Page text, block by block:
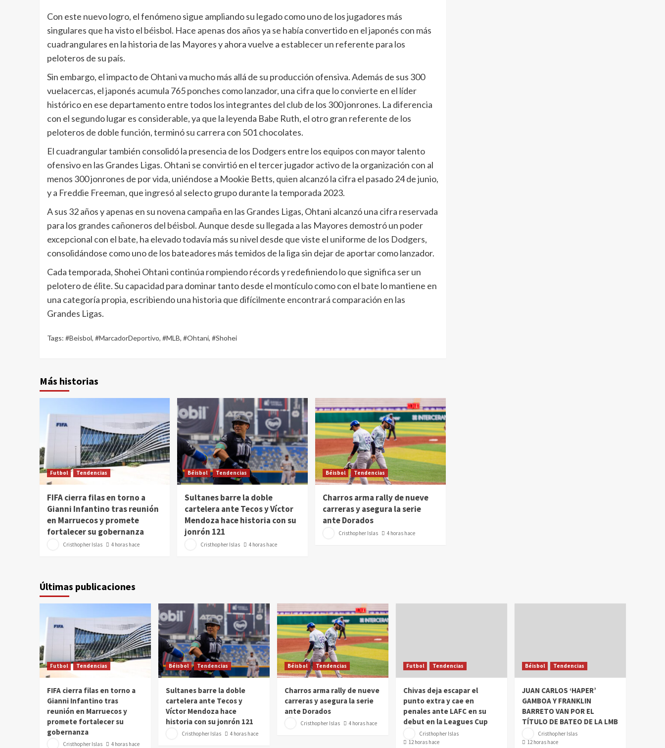
Con este nuevo logro, el fenómeno sigue ampliando su legado como uno de los jugadores más
singulares que ha visto el béisbol. Hace apenas dos años ya se había convertido en el japonés con más
cuadrangulares en la historia de las Mayores y ahora vuelve a establecer un referente para los
peloteros de su país.
Sin embargo, el impacto de Ohtani va mucho más allá de su producción ofensiva. Además de sus 300
vuelacercas, el japonés acumula 765 ponches como lanzador, una cifra que lo convierte en el líder
histórico en ese departamento entre todos los integrantes del club de los 300 jonrones. La diferencia
con el segundo lugar es considerable, ya que la leyenda Babe Ruth, el otro gran referente de los
peloteros de doble función, terminó su carrera con 501 chocolates.
El cuadrangular también consolidó la presencia de los Dodgers entre los equipos con mayor talento
ofensivo en las Grandes Ligas. Ohtani se convirtió en el tercer jugador activo de la organización con al
menos 300 jonrones de por vida, uniéndose a Mookie Betts, quien alcanzó la cifra el pasado 24 de junio,
y a Freddie Freeman, que ingresó al selecto grupo durante la temporada 2023.
A sus 32 años y apenas en su novena campaña en las Grandes Ligas, Ohtani alcanzó una cifra reservada
para los grandes cañoneros del béisbol. Aunque desde su llegada a las Mayores demostró un poder
excepcional con el bate, ha elevado todavía más su nivel desde que viste el uniforme de los Dodgers,
consolidándose como uno de los bateadores más temidos de la liga sin dejar de aportar como lanzador.
Cada temporada, Shohei Ohtani continúa rompiendo récords y redefiniendo lo que significa ser un
pelotero de élite. Su capacidad para dominar tanto desde el montículo como con el bate lo mantiene en
una categoría propia, escribiendo una historia que difícilmente encontrará comparación en las
Grandes Ligas.
Tags: #Beisbol, #MarcadorDeportivo, #MLB, #Ohtani, #Shohei
Más historias
Futbol Tendencias
FIFA cierra filas en torno a
Gianni Infantino tras reunión
en Marruecos y promete
fortalecer su gobernanza
Cristhopher Islas 4 horas hace
Béisbol Tendencias
Sultanes barre la doble
cartelera ante Tecos y Víctor
Mendoza hace historia con su
jonrón 121
Cristhopher Islas 4 horas hace
Béisbol Tendencias
Charros arma rally de nueve
carreras y asegura la serie
ante Dorados
Cristhopher Islas 4 horas hace
Últimas publicaciones
Futbol Tendencias
FIFA cierra filas en torno a
Gianni Infantino tras
reunión en Marruecos y
promete fortalecer su
gobernanza
Cristhopher Islas 4 horas hace
Béisbol Tendencias
Sultanes barre la doble
cartelera ante Tecos y
Víctor Mendoza hace
historia con su jonrón 121
Cristhopher Islas 4 horas hace
Béisbol Tendencias
Charros arma rally de nueve
carreras y asegura la serie
ante Dorados
Cristhopher Islas 4 horas hace
Futbol Tendencias
Chivas deja escapar el
punto extra y cae en
penales ante LAFC en su
debut en la Leagues Cup
Cristhopher Islas
12 horas hace
Béisbol Tendencias
JUAN CARLOS ‘HAPER’
GAMBOA Y FRANKLIN
BARRETO VAN POR EL
TÍTULO DE BATEO DE LA LMB
Cristhopher Islas
12 horas hace